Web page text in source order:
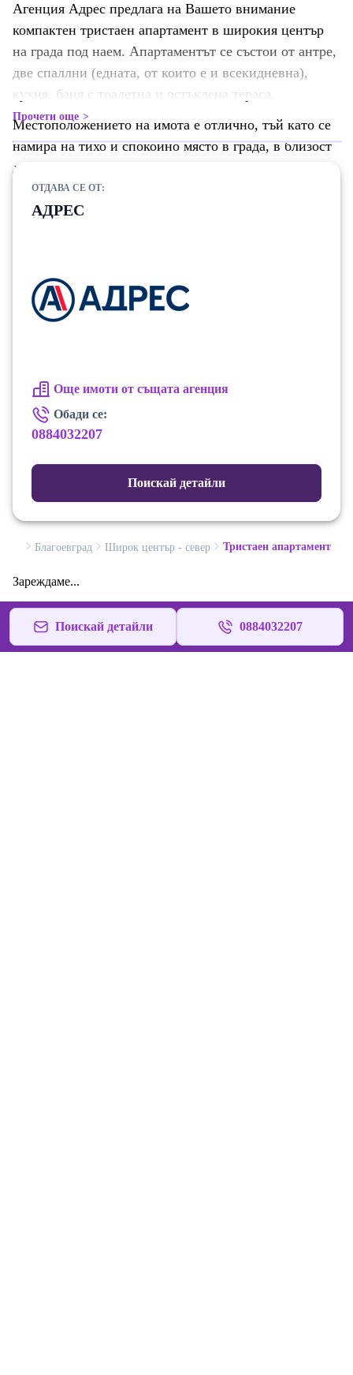
Агенция Адрес предлага на Вашето внимание
компактен тристаен апартамент в широкия център
на града под наем. Апартаментът се състои от антре,
две спаллни (едната, от които е и всекидневна),
кухня, баня с тоалетна и остъклена тераса.
Местоположението на имота е отлично, тъй като се
намира на тихо и спокойно място в града, в близост
до богато разнообразие от хранителни и
нехранителлни магазини, учебни заведения, ЮЗУ,
градски транспорт и много други.
Прочети още
ОТДАВА СЕ ОТ:
АДРЕС
Още имоти от същата агенция
Обади се:
0884032207
Поискай детайли
Благоевград Широк център - север Тристаен апартамент
Зареждаме...
Поискай детайли 0884032207